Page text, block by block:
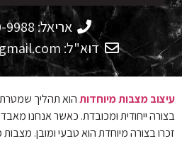
ניגודיות כהה
format_underlined הוסף קו תחתון לקישורים
font_download סמן קישורים
לאפס
את
כל
cached
אריאל: 052-320-9988
דוא"ל: dovik2009@gmail.com
עיצוב מצבות מיוחדותהוא תהליך שמטרתו
בצורה ייחודית ומכובדת. כאשר אנחנו
זכרו בצורה מיוחדת הוא טבעי ומובן.